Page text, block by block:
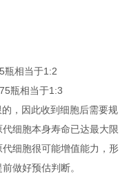
瓶相当于1:2
瓶相当于1:3
，因此收到细胞后需要规
细胞本身寿命已达最大限
细胞很可能增值能力，形
做好预估判断。